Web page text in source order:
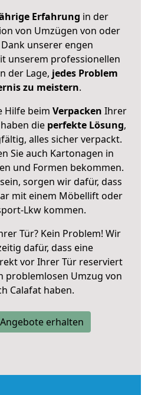
Erfahrung in der
von Umzügen von oder
unserer engen
unserem professionellen
der Lage, jedes Problem
zu meistern.
Hilfe beim Verpacken Ihrer
die perfekte Lösung,
alles sicher verpackt.
Sie auch Kartonagen in
und Formen bekommen.
sorgen wir dafür, dass
mit einem Möbellift oder
Lkw kommen.
Tür? Kein Problem! Wir
dafür, dass eine
vor Ihrer Tür reserviert
problemlosen Umzug von
Calafat haben.
erhalten